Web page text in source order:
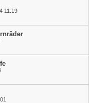
11:19